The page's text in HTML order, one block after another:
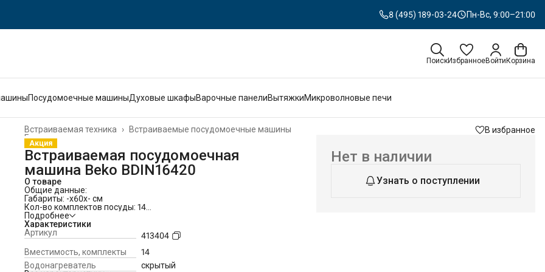
8 (495) 189-03-24 Пн-Вс, 9:00–21:00
ПоискИзбранноеВойти Корзина
Посудомоечные машиныДуховые шкафыВарочные панелиВытяжкиМикроволновые печи
Встраиваемые посудомоечные машины
Встраиваемая техника
›
Главная
Акция
Встраиваемая посудомоечная
машина Beko BDIN16420
О товаре
Общие данные:
Габариты: -x60x- см
Кол-во комплектов посуды: 14
Управление: электронное
Класс мойки: A
Класс сушки: A
Класс энергопотребления: A (-10%)
Уровень шума: 48 дБ
Программы:6
Экономичная 50°
Подробнее
Характеристики
Артикул
413404
Вместимость, комплекты
14
Водонагреватель
скрытый
В избранное
Нет в наличии
Узнать о поступлении